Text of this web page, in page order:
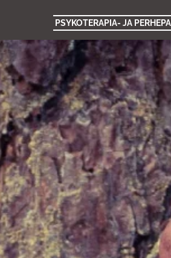
PSYKOTERAPIA- JA